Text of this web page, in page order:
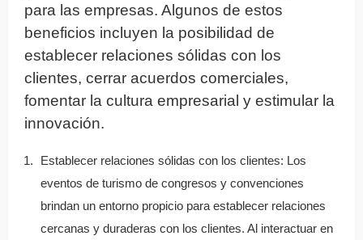
para las empresas. Algunos de estos
beneficios incluyen la posibilidad de
establecer relaciones sólidas con los
clientes, cerrar acuerdos comerciales,
fomentar la cultura empresarial y estimular la
innovación.
Establecer relaciones sólidas con los clientes: Los
eventos de turismo de congresos y convenciones
brindan un entorno propicio para establecer relaciones
cercanas y duraderas con los clientes. Al interactuar en